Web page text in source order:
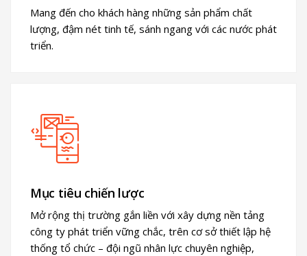
Mang đến cho khách hàng những sản phẩm chất
lượng, đậm nét tinh tế, sánh ngang với các nước phát
triển.
Mục tiêu chiến lược
Mở rộng thị trường gắn liền với xây dựng nền tảng
công ty phát triển vững chắc, trên cơ sở thiết lập hệ
thống tổ chức – đội ngũ nhân lực chuyên nghiệp,